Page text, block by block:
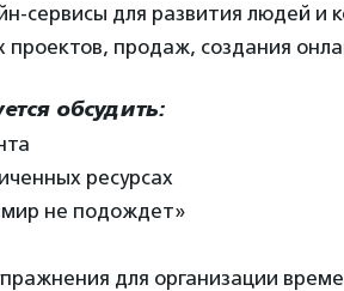
сервисы для развития людей и
проектов, продаж, создания
обсудить:
ресурсах
не подождет»
для организации